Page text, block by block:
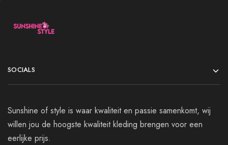
SOCIALS
Sunshine of style is waar kwaliteit en passie samenkomt, wij
willen jou de hoogste kwaliteit kleding brengen voor een
eerlijke prijs.